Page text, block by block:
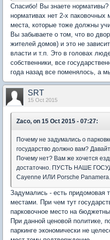
Спасибо! Вы знаете
нормативах нет 2-х паковочных
места, которые тоже должны
Вы забываете о том, что во
жителей домов) и это не
власти и т.п. Это в головах
собственники, все
года назад все поменялось, а
SRT
15 Oct 2015
Zaco, on 15 Oct 2015 - 07:27:
Почему не задумались о
государство должно вам?
Почему нет? Вам же хочется
достаточно. ПУСТЬ НАШЕ
Cayenne ИЛИ Porsche
Задумались - есть придомовая
местами. При чем тут
парковочное место на
При данной ценовой политике,
паркинге экономически не